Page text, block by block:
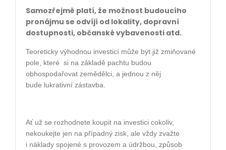
Samozřejmě platí, že možnost budoucího
pronájmu se odvíjí od lokality, dopravní
dostupnosti, občanské vybavenosti atd.
Teoreticky výhodnou investicí může být již zmiňované
pole, které si na základě pachtu budou
obhospodařovat zemědělci, a jednou z něj
bude lukrativní zástavba.
Ať už se rozhodnete koupit na investici cokoliv,
nekoukejte jen na případný zisk, ale vždy zvažte
i náklady spojené s provozem a údržbou, způsob